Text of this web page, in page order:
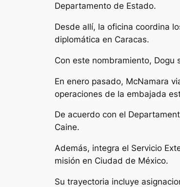
Departamento de Estado.
Desde allí, la oficina coordina
diplomática en Caracas.
Con este nombramiento,
En enero pasado, McNamara
operaciones de la embajada
De acuerdo con el
Caine.
Además, integra el Servicio
misión en Ciudad de México.
Su trayectoria incluye